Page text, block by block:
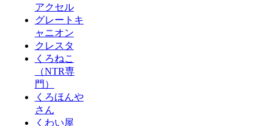
アクセル
グレートキ
ャニオン
クレスタ
くろねこ
（NTR専
門）
くろほんや
さん
くわい屋